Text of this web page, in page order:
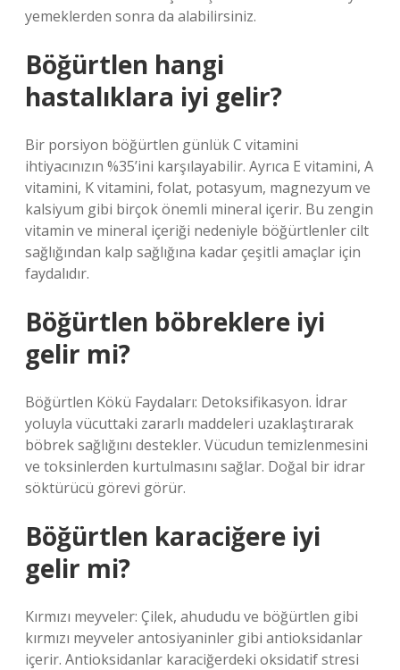
yemeklerden sonra da alabilirsiniz.
Böğürtlen hangi
hastalıklara iyi gelir?
Bir porsiyon böğürtlen günlük C vitamini
ihtiyacınızın %35’ini karşılayabilir. Ayrıca E vitamini, A
vitamini, K vitamini, folat, potasyum, magnezyum ve
kalsiyum gibi birçok önemli mineral içerir. Bu zengin
vitamin ve mineral içeriği nedeniyle böğürtlenler cilt
sağlığından kalp sağlığına kadar çeşitli amaçlar için
faydalıdır.
Böğürtlen böbreklere iyi
gelir mi?
Böğürtlen Kökü Faydaları: Detoksifikasyon. İdrar
yoluyla vücuttaki zararlı maddeleri uzaklaştırarak
böbrek sağlığını destekler. Vücudun temizlenmesini
ve toksinlerden kurtulmasını sağlar. Doğal bir idrar
söktürücü görevi görür.
Böğürtlen karaciğere iyi
gelir mi?
Kırmızı meyveler: Çilek, ahududu ve böğürtlen gibi
kırmızı meyveler antosiyaninler gibi antioksidanlar
içerir. Antioksidanlar karaciğerdeki oksidatif stresi